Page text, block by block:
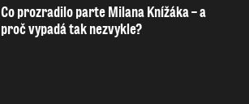
Co prozradilo parte Milana Knížáka – a
proč vypadá tak nezvykle?